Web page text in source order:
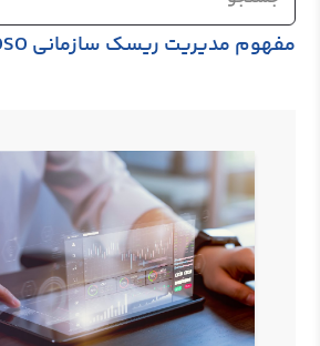
مفهوم مدیریت ریسک سازمانی COSO